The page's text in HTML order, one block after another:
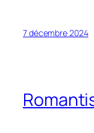
7 décembre 2024